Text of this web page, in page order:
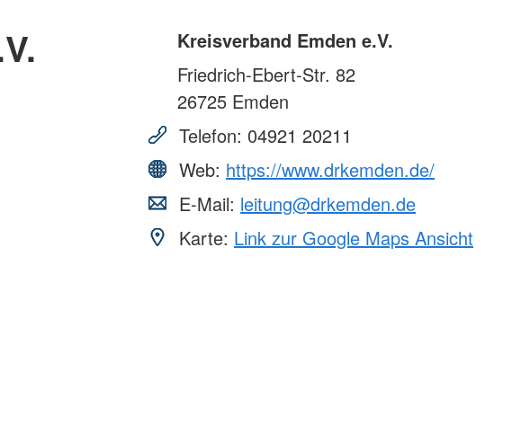
Kreisverband Emden e.V.
Friedrich-Ebert-Str. 82
26725 Emden
Telefon: 04921 20211
Web: https://www.drkemden.de/
E-Mail: leitung@drkemden.de
Karte: Link zur Google Maps Ansicht